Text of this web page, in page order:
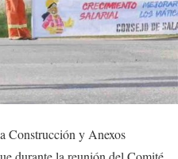
Construcción y Anexos